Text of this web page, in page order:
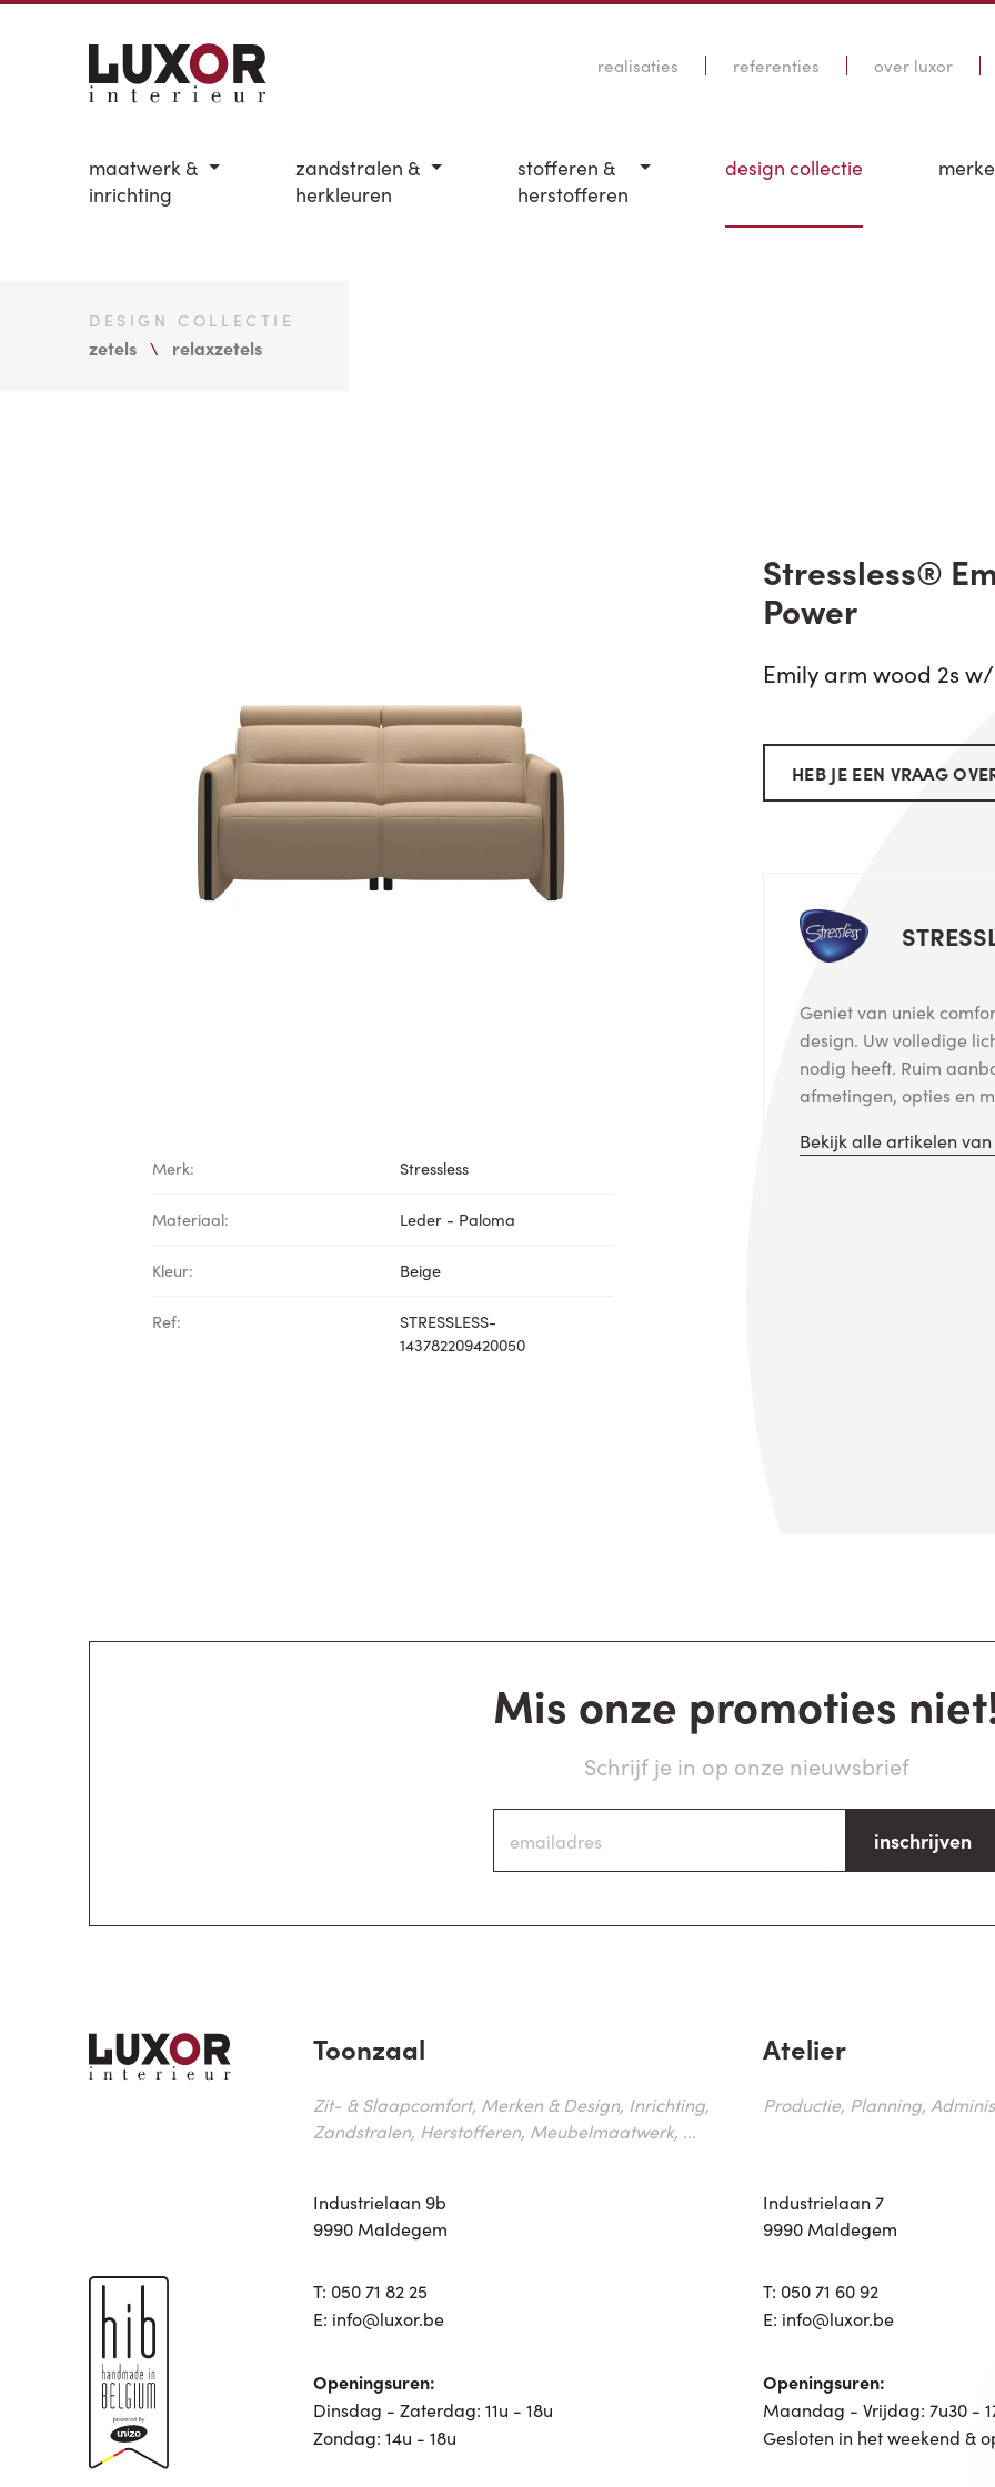
realisaties referenties over luxor
maatwerk &
inrichting
zandstralen &
herkleuren
stofferen &
herstofferen
design collectie
DESIGN COLLECTIE
zetels relaxzetels
Merk: Stressless
Materiaal: Leder - Paloma
Kleur: Beige
Ref:
STRESSLESS-
143782209420050
Stressless®
Power
Emily arm wood 2s
HEB JE EEN VRAAG
Geniet van uniek
design. Uw volledige
nodig heeft. Ruim
afmetingen, opties en
Bekijk alle artikelen van
Mis onze promoties
Schrijf je in op onze nieuwsbrief
inschrijven
Toonzaal
Zit- & Slaapcomfort, Merken & Design, Inrichting,
Zandstralen, Herstofferen, Meubelmaatwerk, ...
Industrielaan 9b
9990 Maldegem
T: 050 71 82 25
E: info@luxor.be
Openingsuren:
Dinsdag - Zaterdag: 11u - 18u
Zondag: 14u - 18u
Atelier
Productie, Planning,
Industrielaan 7
9990 Maldegem
T: 050 71 60 92
E: info@luxor.be
Openingsuren:
Maandag - Vrijdag: 7u30 -
Gesloten in het weekend &